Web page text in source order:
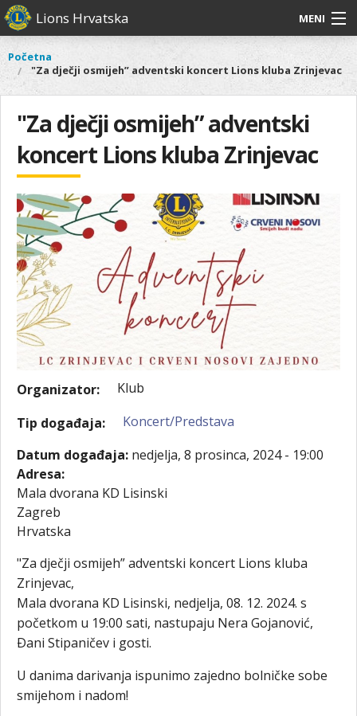
Skoči
na
sadržaj
Lions Hrvatska MENI
O nama
Lions Distrikt 126
Naši projekti
Aktivnosti
Glavni
izbornik
O
nama
Lions
Distrikt
Naši
projekti
Aktivnosti
Vi
ste
ovdje
Početna
"Za dječji osmijeh” adventski koncert Lions kluba Zrinjevac
"Za dječji osmijeh” adventski
koncert Lions kluba Zrinjevac
Organizator: Klub
Tip događaja:
Koncert/Predstava
Datum događaja: nedjelja, 8 prosinca, 2024 - 19:00
Adresa:
Mala dvorana KD Lisinski
Zagreb
Hrvatska
"Za dječji osmijeh” adventski koncert Lions kluba
Zrinjevac,
Mala dvorana KD Lisinski, nedjelja, 08. 12. 2024. s
početkom u 19:00 sati, nastupaju Nera Gojanović,
Ðani Stipaničev i gosti.
U danima darivanja ispunimo zajedno bolničke sobe
smijehom i nadom!